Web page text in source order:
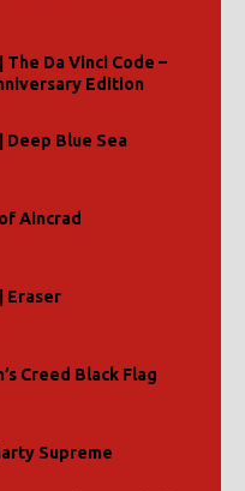
The Da Vinci Code –
Edition
Deep Blue Sea
Aincrad
Eraser
Creed Black Flag
Supreme